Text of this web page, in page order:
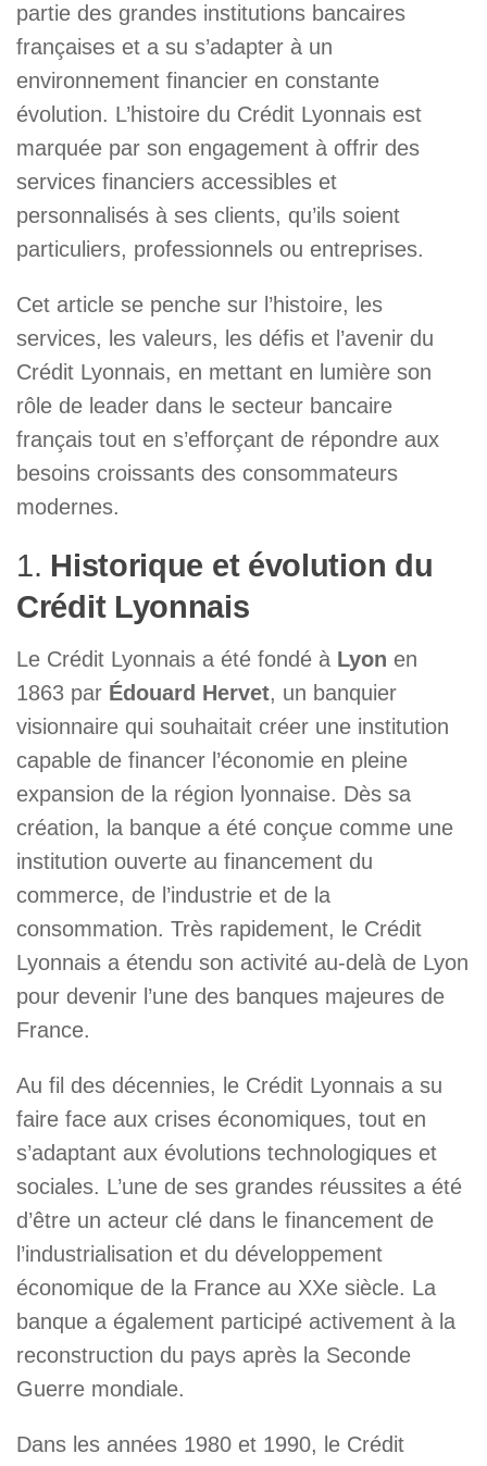
partie des grandes institutions bancaires
françaises et a su s’adapter à un
environnement financier en constante
évolution. L’histoire du Crédit Lyonnais est
marquée par son engagement à offrir des
services financiers accessibles et
personnalisés à ses clients, qu’ils soient
particuliers, professionnels ou entreprises.
Cet article se penche sur l’histoire, les
services, les valeurs, les défis et l’avenir du
Crédit Lyonnais, en mettant en lumière son
rôle de leader dans le secteur bancaire
français tout en s’efforçant de répondre aux
besoins croissants des consommateurs
modernes.
1. Historique et évolution du
Crédit Lyonnais
Le Crédit Lyonnais a été fondé à Lyon en
1863 par Édouard Hervet, un banquier
visionnaire qui souhaitait créer une institution
capable de financer l’économie en pleine
expansion de la région lyonnaise. Dès sa
création, la banque a été conçue comme une
institution ouverte au financement du
commerce, de l’industrie et de la
consommation. Très rapidement, le Crédit
Lyonnais a étendu son activité au-delà de Lyon
pour devenir l’une des banques majeures de
France.
Au fil des décennies, le Crédit Lyonnais a su
faire face aux crises économiques, tout en
s’adaptant aux évolutions technologiques et
sociales. L’une de ses grandes réussites a été
d’être un acteur clé dans le financement de
l’industrialisation et du développement
économique de la France au XXe siècle. La
banque a également participé activement à la
reconstruction du pays après la Seconde
Guerre mondiale.
Dans les années 1980 et 1990, le Crédit